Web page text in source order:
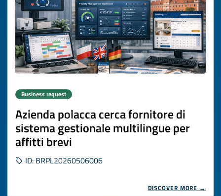
Business request
Azienda polacca cerca fornitore di
sistema gestionale multilingue per
affitti brevi
ID: BRPL20260506006
DISCOVER MORE →